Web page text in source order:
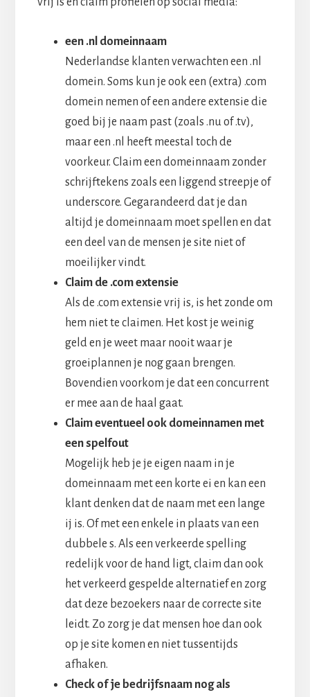
een .nl domeinnaam
Nederlandse klanten verwachten een .nl
domein. Soms kun je ook een (extra) .com
domein nemen of een andere extensie die
goed bij je naam past (zoals .nu of .tv),
maar een .nl heeft meestal toch de
voorkeur. Claim een domeinnaam zonder
schrijftekens zoals een liggend streepje of
underscore. Gegarandeerd dat je dan
altijd je domeinnaam moet spellen en dat
een deel van de mensen je site niet of
moeilijker vindt.
Claim de .com extensie
Als de .com extensie vrij is, is het zonde om
hem niet te claimen. Het kost je weinig
geld en je weet maar nooit waar je
groeiplannen je nog gaan brengen.
Bovendien voorkom je dat een concurrent
er mee aan de haal gaat.
Claim eventueel ook domeinnamen met
een spelfout
Mogelijk heb je je eigen naam in je
domeinnaam met een korte ei en kan een
klant denken dat de naam met een lange
ij is. Of met een enkele in plaats van een
dubbele s. Als een verkeerde spelling
redelijk voor de hand ligt, claim dan ook
het verkeerd gespelde alternatief en zorg
dat deze bezoekers naar de correcte site
leidt. Zo zorg je dat mensen hoe dan ook
op je site komen en niet tussentijds
afhaken.
Check of je bedrijfsnaam nog als